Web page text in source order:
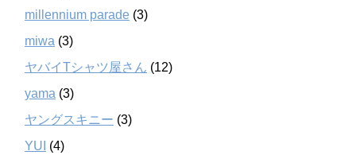
millennium parade (3)
miwa (3)
ヤバイTシャツ屋さん (12)
yama (3)
ヤングスキニー (3)
YUI (4)